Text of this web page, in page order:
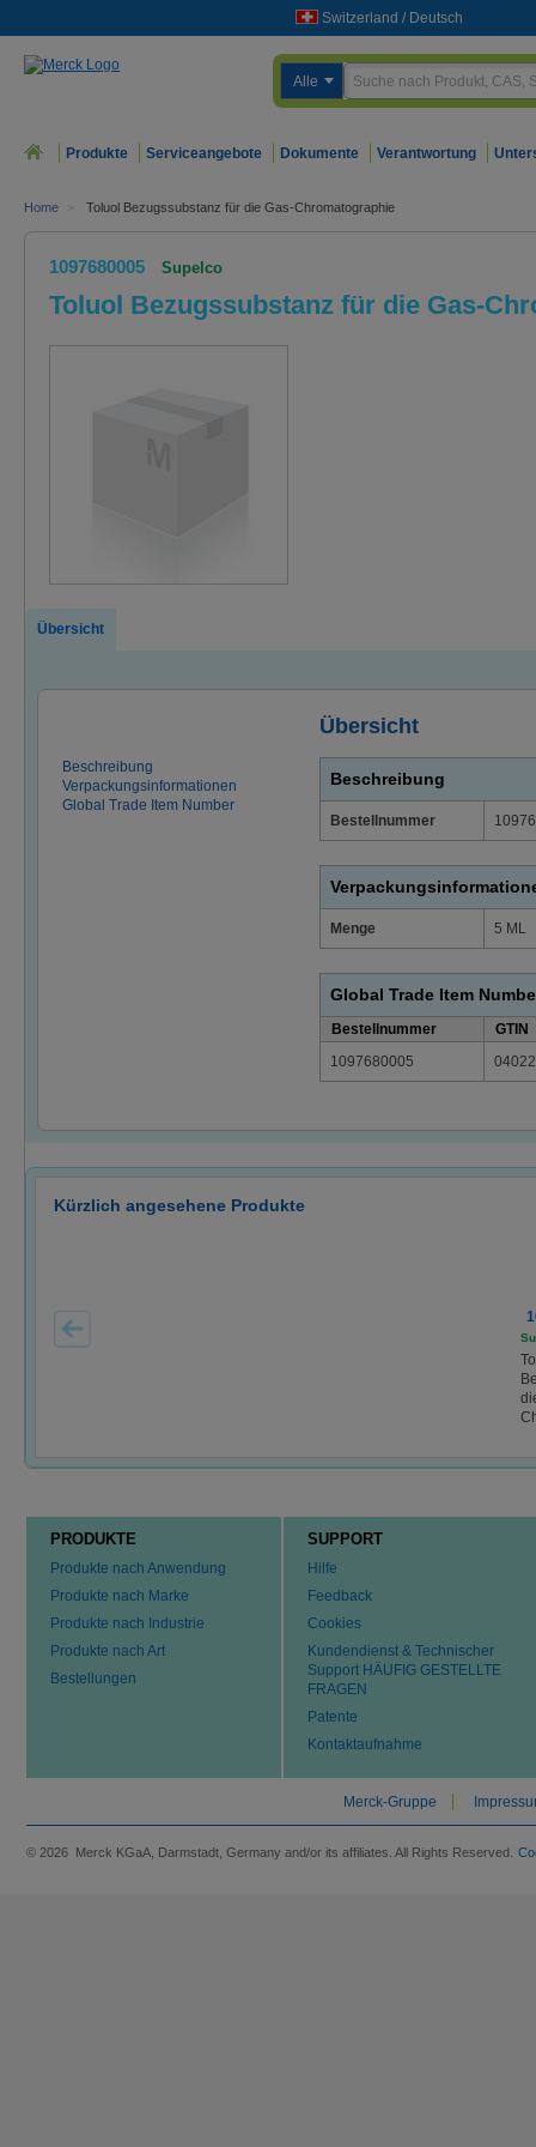
Switzerland / Deutsch
Alle
Produkte Serviceangebote Dokumente Verantwortung
Home > Toluol Bezugssubstanz für die Gas-Chromatographie
1097680005 Supelco
Toluol Bezugssubstanz für die Gas-
Übersicht
Übersicht
Beschreibung
Verpackungsinformationen
Global Trade Item Number
Beschreibung
Bestellnummer
Menge 5 ML
Global Trade Item
Bestellnummer
GTIN
1097680005
Kürzlich angesehene Produkte
PRODUKTE
Produkte nach Anwendung
Produkte nach Marke
Produkte nach Industrie
Produkte nach Art
Bestellungen
SUPPORT
Hilfe
Feedback
Cookies
Kundendienst & Technischer
Support HÄUFIG GESTELLTE
FRAGEN
Patente
Kontaktaufnahme
Merck-Gruppe
© 2026 Merck KGaA, Darmstadt, Germany and/or its affiliates. All Rights Reserved.